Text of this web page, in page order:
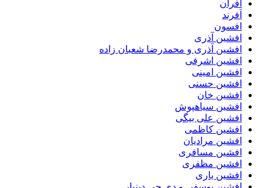
افران
اَفرند
افسون
افشین آذری
افشین آذری و محمدرضا شعبان زاده
افشین اشرفی
افشین امینی
افشین حسنی
افشین خان
افشین سیاهپوش
افشین علی بیگی
افشین کاظمی
افشین مرادیان
افشین مسافری
افشین مظفری
افشین یاری